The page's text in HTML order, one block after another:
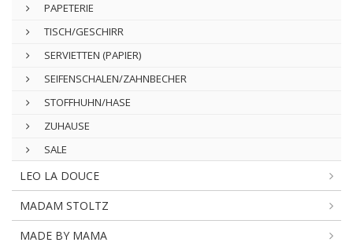
PAPETERIE
TISCH/GESCHIRR
SERVIETTEN (PAPIER)
SEIFENSCHALEN/ZAHNBECHER
STOFFHUHN/HASE
ZUHAUSE
SALE
LEO LA DOUCE
MADAM STOLTZ
MADE BY MAMA